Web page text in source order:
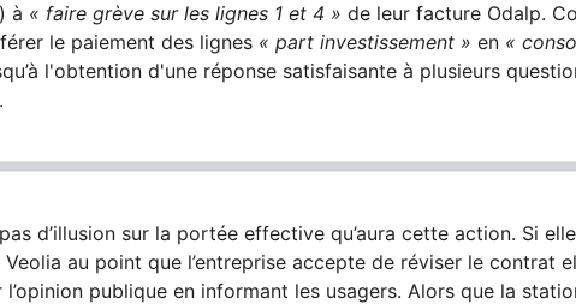
à « faire grève sur les lignes 1 et 4 » de leur facture Odalp.
le paiement des lignes « part investissement » en «
l'obtention d'une réponse satisfaisante à plusieurs
pas d’illusion sur la portée effective qu’aura cette action. Si
Veolia au point que l’entreprise accepte de réviser le contrat
publique en informant les usagers. Alors que la